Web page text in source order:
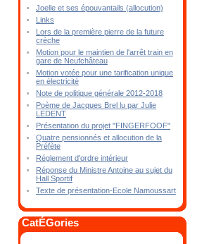
Joelle et ses épouvantails (allocution)
Links
Lors de la première pierre de la future
crèche
Motion pour le maintien de l'arrêt train en
gare de Neufchâteau
Motion votée pour une tarification unique
en électricité
Note de politique générale 2012-2018
Poème de Jacques Brel lu par Julie
LEDENT
Présentation du projet "FINGERFOOF"
Quatre pensionnés et allocution de la
Préfète
Réglement d'ordre intérieur
Réponse du Ministre Antoine au sujet du
Hall Sportif
Texte de présentation-Ecole Namoussart
CatÉGories